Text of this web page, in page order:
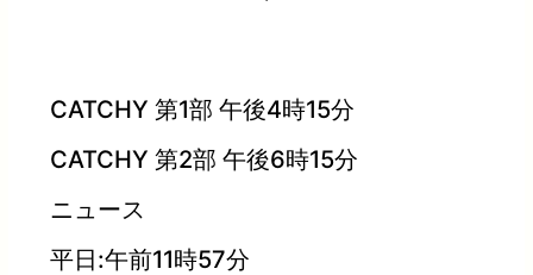
CATCHY 第1部 午後4時15分
CATCHY 第2部 午後6時15分
ニュース
平日:午前11時57分